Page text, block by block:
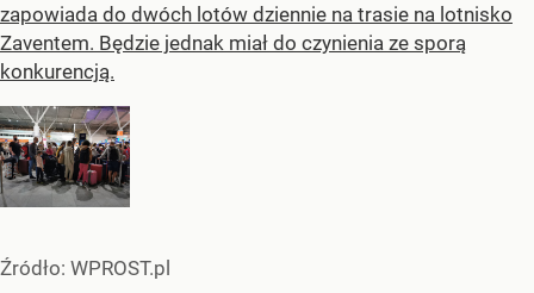
zapowiada do dwóch lotów dziennie na trasie na lotnisko
Zaventem. Będzie jednak miał do czynienia ze sporą
konkurencją.
Źródło: WPROST.pl